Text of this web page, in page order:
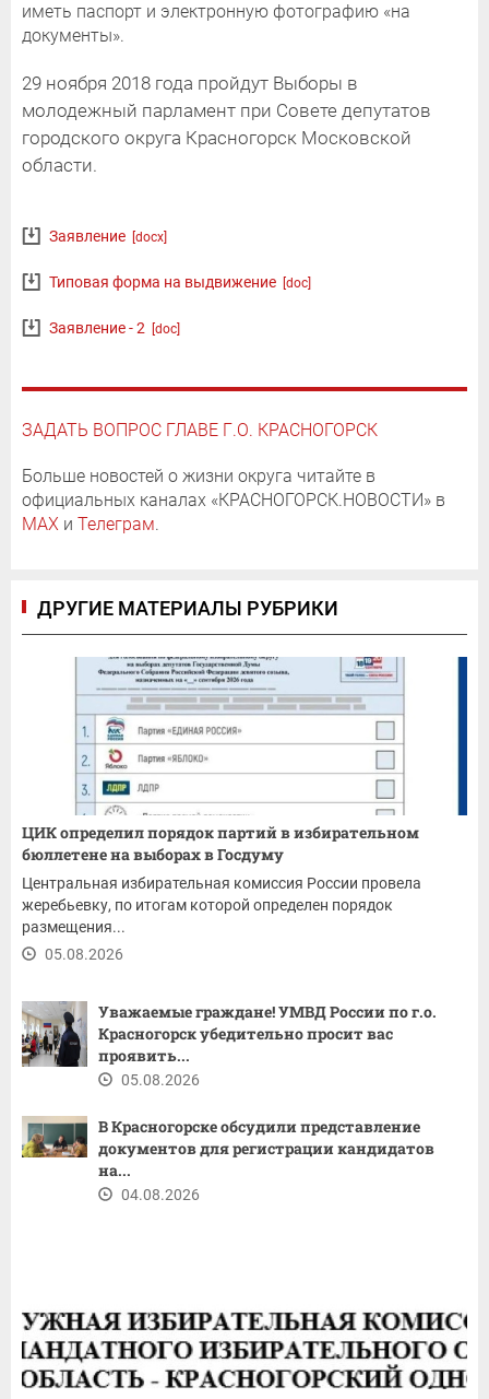
иметь паспорт и электронную фотографию «на
документы».
29 ноября 2018 года пройдут Выборы в
молодежный парламент при Совете депутатов
городского округа Красногорск Московской
области.
Заявление [docx]
Типовая форма на выдвижение [doc]
Заявление - 2 [doc]
ЗАДАТЬ ВОПРОС ГЛАВЕ Г.О. КРАСНОГОРСК
Больше новостей о жизни округа читайте в
официальных каналах «КРАСНОГОРСК.НОВОСТИ» в
MAX и Телеграм.
ДРУГИЕ МАТЕРИАЛЫ РУБРИКИ
ЦИК определил порядок партий в избирательном
бюллетене на выборах в Госдуму
Центральная избирательная комиссия России провела
жеребьевку, по итогам которой определен порядок
размещения...
05.08.2026
Уважаемые граждане! ​УМВД России по г.о.
Красногорск убедительно просит вас
проявить...
05.08.2026
В Красногорске обсудили представление
документов для регистрации кандидатов
на...
04.08.2026